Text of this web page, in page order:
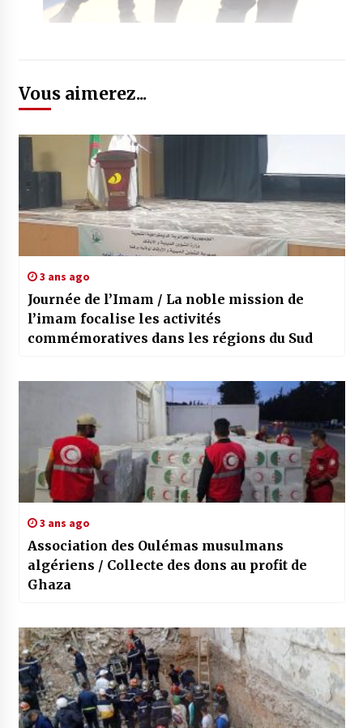
Vous aimerez...
3 ans ago
Journée de l’Imam / La noble mission de
l’imam focalise les activités
commémoratives dans les régions du Sud
3 ans ago
Association des Oulémas musulmans
algériens / Collecte des dons au profit de
Ghaza